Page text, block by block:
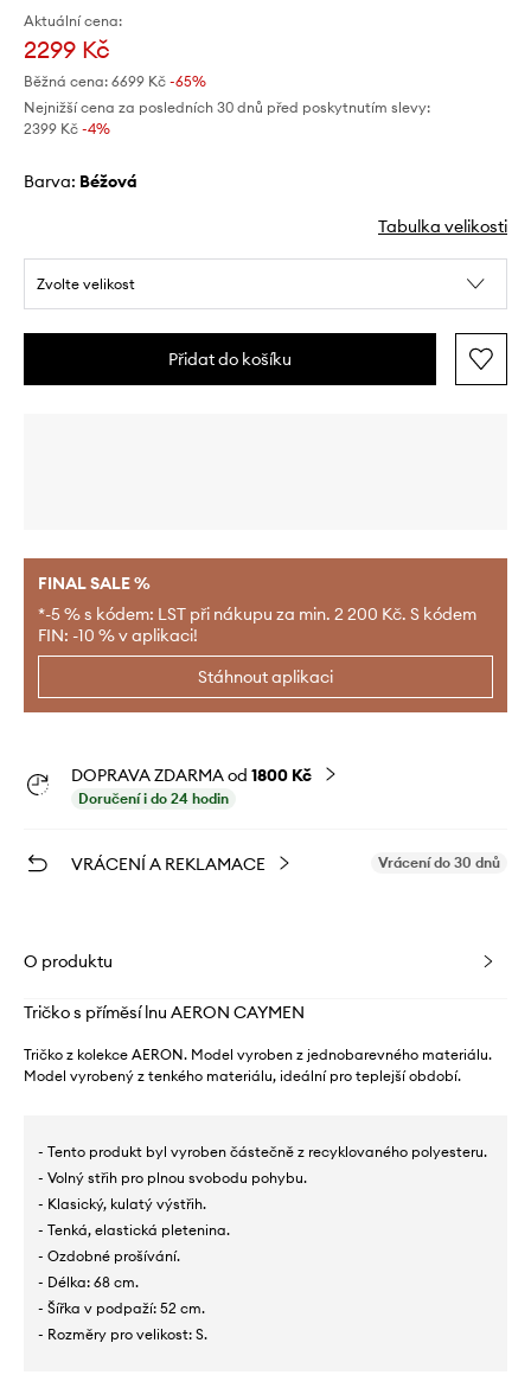
Aktuální cena:
2299 Kč
Běžná cena: 6699 Kč -65%
Nejnižší cena za posledních 30 dnů před poskytnutím slevy:
2399 Kč -4%
Barva: béžová
Tabulka velikosti
Zvolte velikost
Přidat do košíku
FINAL SALE %
*-5 % s kódem: LST při nákupu za min. 2 200 Kč. S kódem
FIN: -10 % v aplikaci!
Stáhnout aplikaci
DOPRAVA ZDARMA od 1800 Kč
Doručení i do 24 hodin
VRÁCENÍ A REKLAMACE Vrácení do 30 dnů
O produktu
Tričko s příměsí lnu AERON CAYMEN
Tričko z kolekce AERON. Model vyroben z jednobarevného materiálu.
Model vyrobený z tenkého materiálu, ideální pro teplejší období.
- Tento produkt byl vyroben částečně z recyklovaného polyesteru.
- Volný střih pro plnou svobodu pohybu.
- Klasický, kulatý výstřih.
- Tenká, elastická pletenina.
- Ozdobné prošívání.
- Délka: 68 cm.
- Šířka v podpaží: 52 cm.
- Rozměry pro velikost: S.